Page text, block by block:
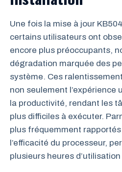
Une fois la mise à jour
certains utilisateurs ont
encore plus préoccupants,
dégradation marquée des
système. Ces
non seulement l’expérience
la productivité, rendant les
plus difficiles à exécuter.
plus fréquemment
l’efficacité du processeur,
plusieurs heures